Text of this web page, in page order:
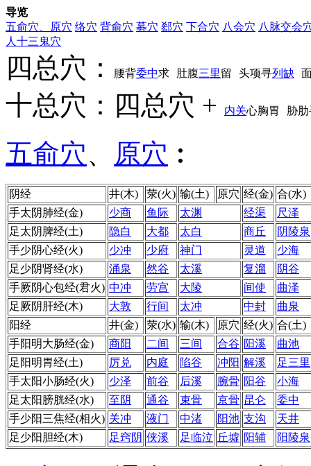
导览
五俞穴、原穴 络穴 背俞穴 募穴 郄穴 下合穴 八会穴 八脉交会
人十三鬼穴
四总穴： 腰背委中求 肚腹三里留 头项寻列缺
十总穴：四总穴 + 内关心胸胃 胁
五俞穴、 原穴 ︰
阴经 井(木) 荥(火) 输(土) 原穴 经(金) 合(水)
手太阴肺经(金) 少商 鱼际 太渊 经渠
尺泽
足太阴脾经(土) 隐白 大都 太白 商丘
阴陵泉
手少阴心经(火) 少冲 少府 神门 灵道
少海
足少阴肾经(水) 涌泉 然谷 太溪 复溜
阴谷
手厥阴心包经(君火) 中冲 劳宫 大陵 间使
曲泽
足厥阴 肝经(木) 大敦 行间 太冲 中封
曲泉
阳经
井(金) 荥(水) 输(木) 原穴 经(火) 合(土)
手阳明大肠经(金) 商阳 二间 三间 合谷 阳溪
曲池
足阳明 胃经(土) 厉兑 内庭 陷谷 冲阳 解溪
足三里
手太阳小肠经(火) 少泽 前谷 后溪 腕骨 阳谷
小海
足太阳膀胱经(水) 至阴 通谷 束骨 京骨 昆仑
委中
手少阳三焦经(相火) 关冲 液门 中渚 阳池 支沟
天井
足少阳胆经(木) 足窍阴 侠溪 足临泣 丘墟 阳辅 阳陵泉